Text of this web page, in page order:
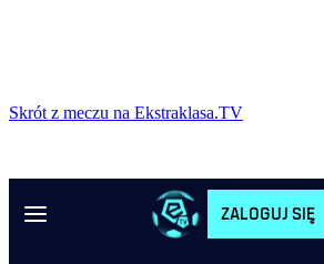
Skrót z meczu na Ekstraklasa.TV